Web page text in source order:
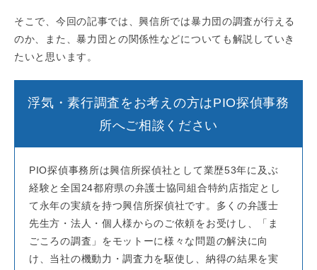
そこで、今回の記事では、興信所では暴力団の調査が行える
のか、また、暴力団との関係性などについても解説していき
たいと思います。
浮気・素行調査をお考えの方はPIO探偵事務
所へご相談ください
PIO探偵事務所は興信所探偵社として業歴53年に及ぶ
経験と全国24都府県の弁護士協同組合特約店指定とし
て永年の実績を持つ興信所探偵社です。多くの弁護士
先生方・法人・個人様からのご依頼をお受けし、「ま
ごころの調査」をモットーに様々な問題の解決に向
け、当社の機動力・調査力を駆使し、納得の結果を実